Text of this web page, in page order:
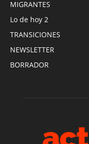
MIGRANTES
Lo de hoy 2
TRANSICIONES
NEWSLETTER
BORRADOR